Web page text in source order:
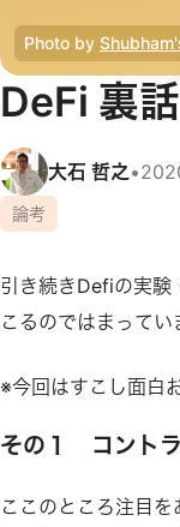
Photo by
DeFi 裏話
大石 哲之•
論考
引き続きDefiの実験
こるのではまってい
※今回はすこし面白
その１ コントラ
ここのところ注目